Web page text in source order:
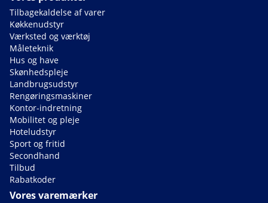
Tilbagekaldelse af varer
Køkkenudstyr
Værksted og værktøj
Måleteknik
Hus og have
Skønhedspleje
Landbrugsudstyr
Rengøringsmaskiner
Kontor-indretning
Mobilitet og pleje
Hoteludstyr
Sport og fritid
Secondhand
Tilbud
Rabatkoder
Vores varemærker